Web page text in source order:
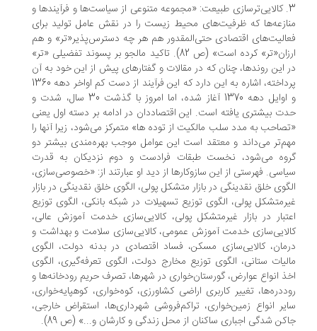
3. کالایی‌ترسازی طبیعت: «مجموعه متنوعی از سیاست‌ها و فرآیندها و
منازعه‌ها که ظرفیت‌های محیط زیست را در نقش عامل تولید برای
فعالیت‌های اقتصادی حتی‌المقدور هم هر چه دسترس‌پذیر«تر» و هم
ارزان«تر» کرده است» (ص 82). تاکید مالجو بر پسوند تفضیلی «تر»
در این روندها، چنان که در مقالات و گفتارهای پیش از این خود به آن
پرداخته، اشاره به این دارد که این فرآیند از دست کم اواخر دهه 1360
و اوایل دهه 1370 آغاز شده، اما امروز با گذشت 30 سال، شدت و
حدت بیشتری یافته است. این اقتصاددان در ادامه بر دسته اول یعنی
«تصاحب به مدد سلب مالکیت از توده ها» متمرکز می‌شود، زیرا آنها را
مهم‌تر می‌داند و معتقد است این عوامل موجب بهره‌مندی بیشتر دو
گروه می‌شود، نخست طبقات فرادست و دوم نزدیکان به قدرت
سیاسی. فهرستی از این سازوکارها از دید او عبارتند از: «خصوصی‌سازی،
الگوی خلق نقدینگی در بازار متشکل پولی، الگوی خلق نقدینگی در بازار
غیرمتشکل پولی، الگوی توزیع تسهیلات در شبکه بانکی، الگوی توزیع
اعتبار در بازار غیرمتشکل پولی، کالایی‌سازی خدمت آموزش عالی،
کالایی‌سازی خدمت آموزش عمومی، کالایی‌سازی سلامت و بهداشت و
درمان، کالایی‌سازی مسکن، فساد اقتصادی در بدنه دولت، الگوی
مالیات ستانی، الگوی توزیع مخارج دولت، الگوی تعرفه‌گیری، الگوی
اخذ انواع عوارض، گورستان‌خواری در شهرها، تصرف حریم رودخانه‌ها و
روددره‌ها، تغییر کاربری اراضی کشاورزی، کوه‌خواری، کوهپایه‌خواری،
سایر انواع زمین‌خواری، تراکم‌فروشی شهرداری‌ها، استقراض خارجی،
جاکن شدگی اجباری ساکنان از محل زندگی و کارشان و...» (ص 89).